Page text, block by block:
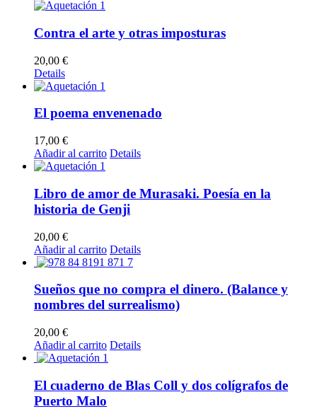
Contra el arte y otras imposturas
20,00 €
Details
El poema envenenado
17,00 €
Añadir al carrito Details
Libro de amor de Murasaki. Poesía en la
historia de Genji
20,00 €
Añadir al carrito Details
Sueños que no compra el dinero. (Balance y
nombres del surrealismo)
20,00 €
Añadir al carrito Details
El cuaderno de Blas Coll y dos colígrafos de
Puerto Malo